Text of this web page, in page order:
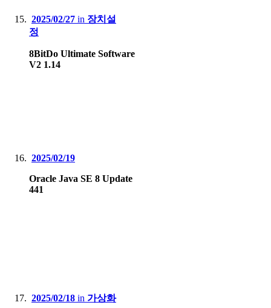
2025/02/27 in 장치설
정
8BitDo Ultimate Software
V2 1.14
2025/02/19
Oracle Java SE 8 Update
441
2025/02/18 in 가상화